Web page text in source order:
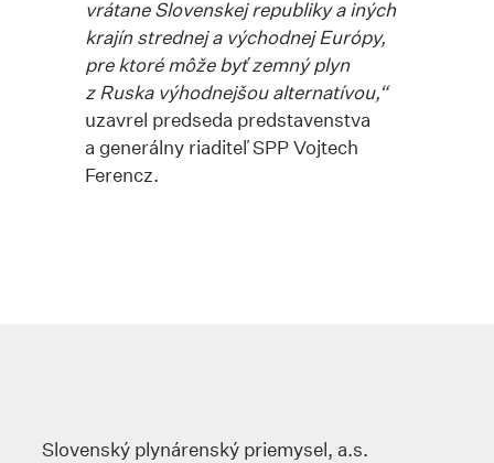
vrátane Slovenskej republiky a iných
krajín strednej a východnej Európy,
pre ktoré môže byť zemný plyn
z Ruska výhodnejšou alternatívou,“
uzavrel predseda predstavenstva
a generálny riaditeľ SPP Vojtech
Ferencz.
Slovenský plynárenský priemysel, a.s.